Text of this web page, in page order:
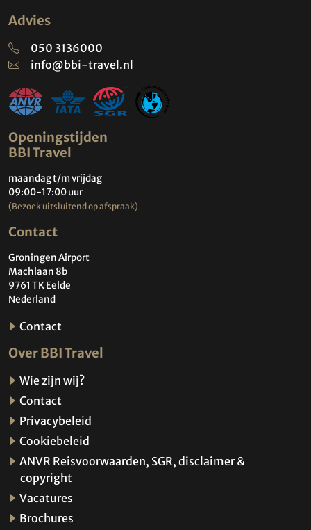
Advies
050 3136000
info@bbi-travel.nl
Openingstijden
BBI Travel
maandag t/m vrijdag
09:00-17:00 uur
(Bezoek uitsluitend op afspraak)
Contact
Groningen Airport
Machlaan 8b
9761 TK Eelde
Nederland
Contact
Over BBI Travel
Wie zijn wij?
Contact
Privacybeleid
Cookiebeleid
ANVR Reisvoorwaarden, SGR, disclaimer &
copyright
Vacatures
Brochures